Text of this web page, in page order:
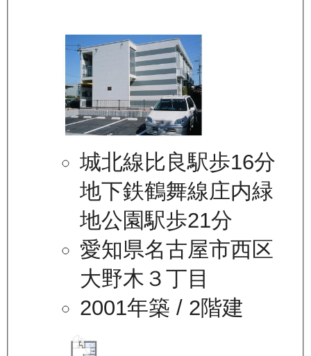
城北線比良駅歩16分
地下鉄鶴舞線庄内緑
地公園駅歩21分
愛知県名古屋市西区
大野木３丁目
2001年築 / 2階建